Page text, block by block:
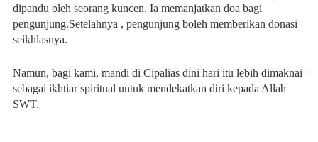
dipandu oleh seorang kuncen. Ia memanjatkan doa bagi
pengunjung.Setelahnya , pengunjung boleh memberikan donasi
seikhlasnya.
Namun, bagi kami, mandi di Cipalias dini hari itu lebih dimaknai
sebagai ikhtiar spiritual untuk mendekatkan diri kepada Allah
SWT.